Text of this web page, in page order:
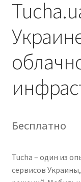
Бесплатно
Tucha – один из
сервисов